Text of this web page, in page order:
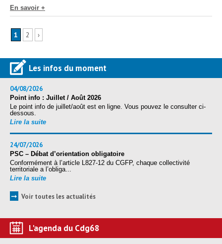
En savoir +
1 2 ›
Les infos du moment
04/08/2026
Point info : Juillet / Août 2026
Le point info de juillet/août est en ligne. Vous pouvez le consulter ci-
dessous.
Lire la suite
24/07/2026
PSC – Débat d’orientation obligatoire
Conformément à l’article L827-12 du CGFP, chaque collectivité
territoriale a l’obliga...
Lire la suite
➞ Voir toutes les actualités
L'agenda du Cdg68